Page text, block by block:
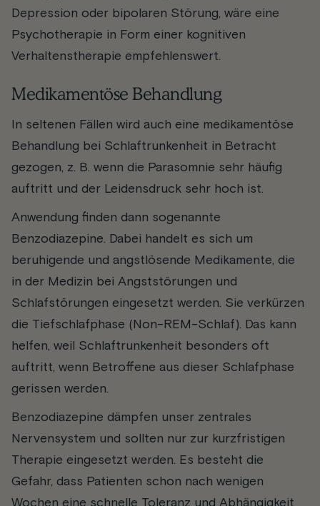
Depression oder bipolaren Störung, wäre eine
Psychotherapie in Form einer kognitiven
Verhaltenstherapie empfehlenswert.
Medikamentöse Behandlung
In seltenen Fällen wird auch eine medikamentöse
Behandlung bei Schlaftrunkenheit in Betracht
gezogen, z. B. wenn die Parasomnie sehr häufig
auftritt und der Leidensdruck sehr hoch ist.
Anwendung finden dann sogenannte
Benzodiazepine. Dabei handelt es sich um
beruhigende und angstlösende Medikamente, die
in der Medizin bei Angststörungen und
Schlafstörungen eingesetzt werden. Sie verkürzen
die Tiefschlafphase (Non-REM-Schlaf). Das kann
helfen, weil Schlaftrunkenheit besonders oft
auftritt, wenn Betroffene aus dieser Schlafphase
gerissen werden.
Benzodiazepine dämpfen unser zentrales
Nervensystem und sollten nur zur kurzfristigen
Therapie eingesetzt werden. Es besteht die
Gefahr, dass Patienten schon nach wenigen
Wochen eine schnelle Toleranz und Abhängigkeit